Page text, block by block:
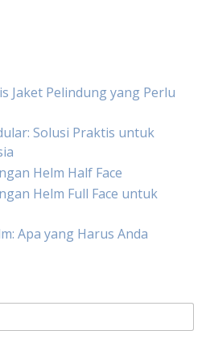
Jaket Pelindung yang Perlu
Solusi Praktis untuk
Helm Half Face
Helm Full Face untuk
Apa yang Harus Anda